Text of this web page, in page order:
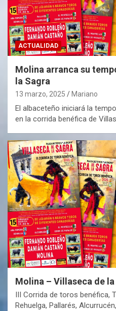
ACTUALIDAD
Molina arranca su
la Sagra
13 marzo, 2025 Mariano
El albaceteño iniciará la
en la corrida benéfica de
Molina – Villaseca de
III Corrida de toros benéfica,
Rehuelga, Pallarés,